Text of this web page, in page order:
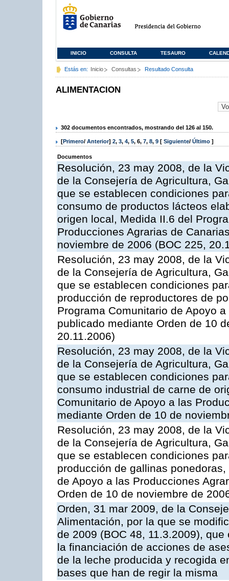
INICIO CONSULTA TESAURO
Estás en: Inicio Consultas Resultado Consulta
ALIMENTACION
302 documentos encontrados, mostrando del 126 al 150.
[Primero/ Anterior] 2, 3, 4, 5, 6, 7, 8, 9 [ Siguiente/ Último ]
Documentos
Resolución, 23 may 2008, de la
de la Consejería de Agricultura,
que se establecen condiciones
consumo de productos lácteos
origen local, Medida II.6 del
Producciones Agrarias de
noviembre de 2006 (BOC 225,
Resolución, 23 may 2008, de la
de la Consejería de Agricultura,
que se establecen condiciones
producción de reproductores de
Programa Comunitario de Apoyo
publicado mediante Orden de 10
20.11.2006)
Resolución, 23 may 2008, de la
de la Consejería de Agricultura,
que se establecen condiciones
consumo industrial de carne de
Comunitario de Apoyo a las
mediante Orden de 10 de
Resolución, 23 may 2008, de la
de la Consejería de Agricultura,
que se establecen condiciones
producción de gallinas
de Apoyo a las Producciones
Orden de 10 de noviembre de
Orden, 31 mar 2009, de la
Alimentación, por la que se
de 2009 (BOC 48, 11.3.2009),
la financiación de acciones de
de la leche producida y recogida
bases que han de regir la misma